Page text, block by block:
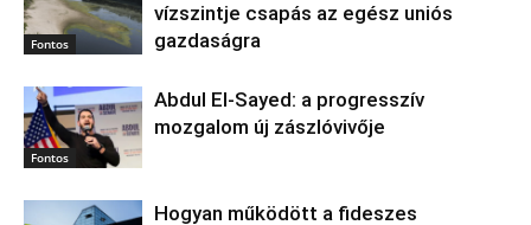
Fontos
vízszintje csapás az egész uniós
gazdaságra
Fontos
Abdul El‑Sayed: a progresszív
mozgalom új zászlóvivője
Hogyan működött a fideszes